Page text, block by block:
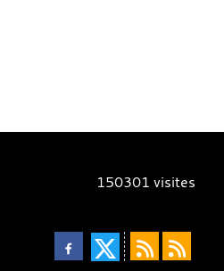
150301 visites